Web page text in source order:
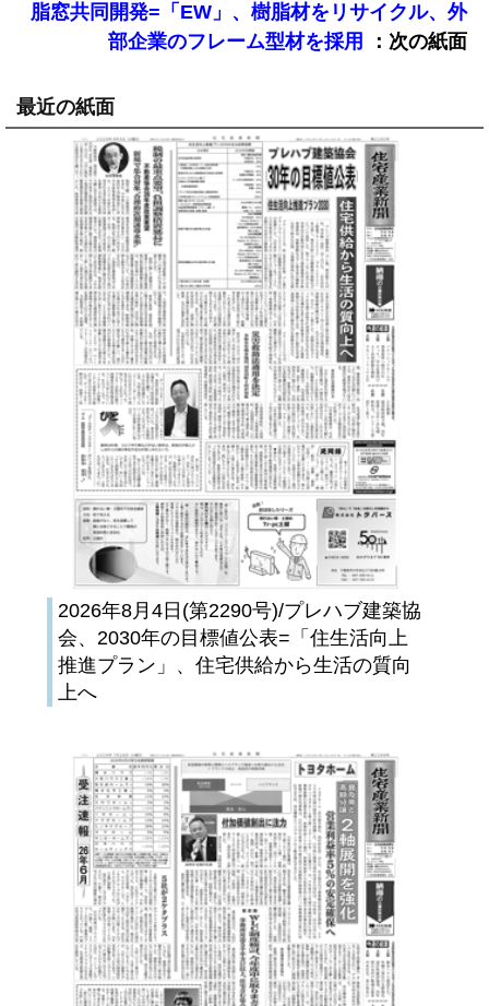
脂窓共同開発=「EW」、樹脂材をリサイクル、外
部企業のフレーム型材を採用
：次の紙面
最近の紙面
2026年8月4日(第2290号)/プレハブ建築協
会、2030年の目標値公表=「住生活向上
推進プラン」、住宅供給から生活の質向
上へ